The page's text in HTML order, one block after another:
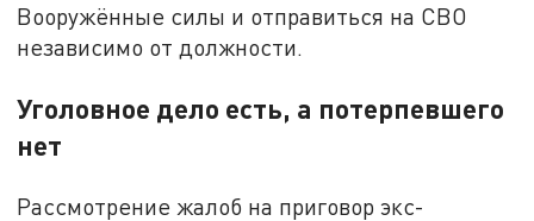
Вооружённые силы и отправиться на СВО
независимо от должности.
Уголовное дело есть, а потерпевшего
нет
Рассмотрение жалоб на приговор экс-